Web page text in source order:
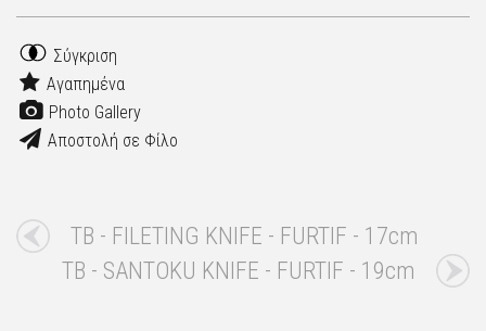
Σύγκριση
Αγαπημένα
Photo Gallery
Αποστολή σε Φίλο
TB - FILETING KNIFE - FURTIF - 17cm
TB - SANTOKU KNIFE - FURTIF - 19cm